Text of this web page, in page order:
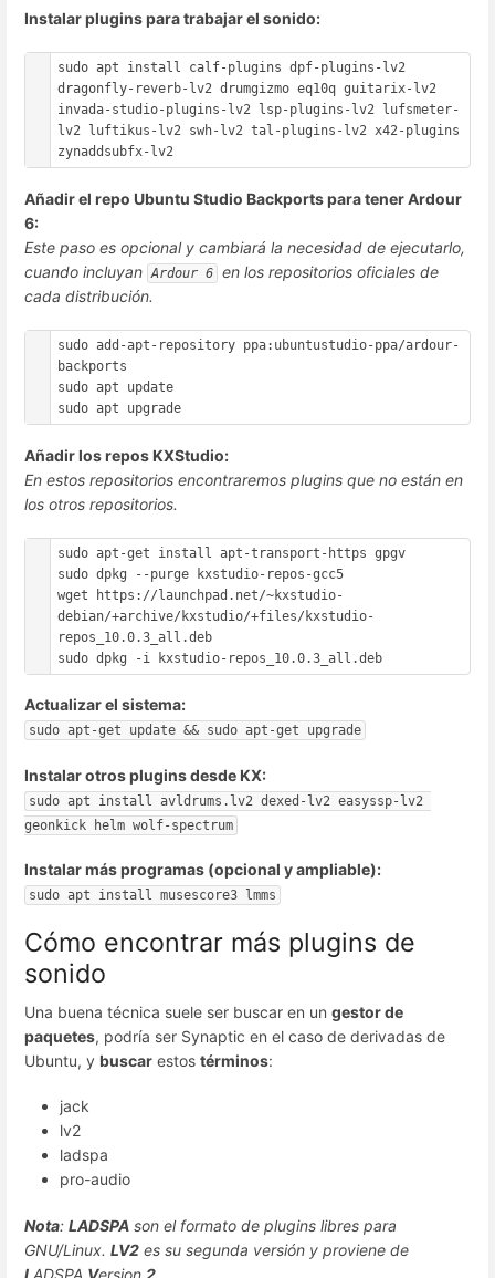
Instalar plugins para trabajar el sonido:
sudo apt install calf-plugins dpf-plugins-lv2
dragonfly-reverb-lv2 drumgizmo eq10q guitarix-lv2
invada-studio-plugins-lv2 lsp-plugins-lv2 lufsmeter-
lv2 luftikus-lv2 swh-lv2 tal-plugins-lv2 x42-plugins
Añadir el repo Ubuntu Studio Backports para tener Ardour
6:
Este paso es opcional y cambiará la necesidad de ejecutarlo,
cuando incluyan Ardour 6 en los repositorios oficiales de
cada distribución.
sudo add-apt-repository ppa:ubuntustudio-ppa/ardour-
backports
sudo apt update
Añadir los repos KXStudio:
En estos repositorios encontraremos plugins que no están en
los otros repositorios.
sudo apt-get install apt-transport-https gpgv
sudo dpkg --purge kxstudio-repos-gcc5
wget https://launchpad.net/~kxstudio-
debian/+archive/kxstudio/+files/kxstudio-
repos_10.0.3_all.deb
Actualizar el sistema:
sudo apt-get update && sudo apt-get upgrade
Instalar otros plugins desde KX:
sudo apt install avldrums.lv2 dexed-lv2 easyssp-lv2
geonkick helm wolf-spectrum
Instalar más programas (opcional y ampliable):
sudo apt install musescore3 lmms
Cómo encontrar más plugins de
sonido
Una buena técnica suele ser buscar en un gestor de
paquetes, podría ser Synaptic en el caso de derivadas de
Ubuntu, y buscar estos términos:
jack
lv2
ladspa
pro-audio
Nota: LADSPA son el formato de plugins libres para
GNU/Linux. LV2 es su segunda versión y proviene de
L ADSPA Version 2